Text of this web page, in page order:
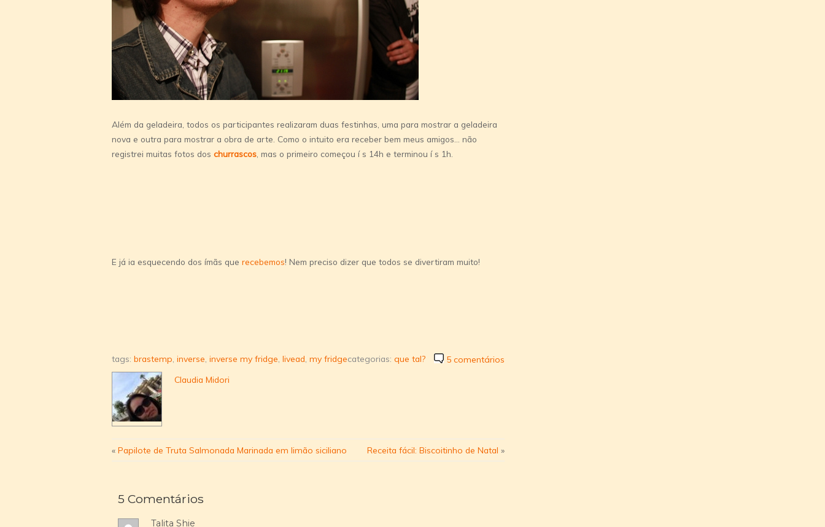
Além da geladeira, todos os participantes realizaram duas festinhas, uma para mostrar a geladeira
nova e outra para mostrar a obra de arte. Como o intuito era receber bem meus amigos… não
registrei muitas fotos dos churrascos , mas o primeiro começou í s 14h e terminou í s 1h.
E já ia esquecendo dos í­mãs que recebemos! Nem preciso dizer que todos se divertiram muito!
5 comentários
tags: brastemp inverse inverse my fridge livead my fridgecategorias: que tal?
Claudia Midori
« Papilote de Truta Salmonada Marinada em limão siciliano Receita fácil: Biscoitinho de Natal »
5 Comentários
Talita Shie